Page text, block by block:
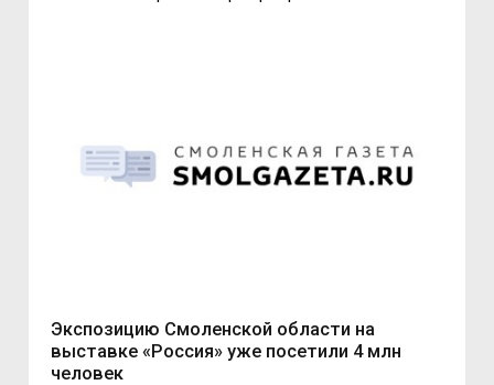
Экспозицию Смоленской области на
выставке «Россия» уже посетили 4 млн
человек